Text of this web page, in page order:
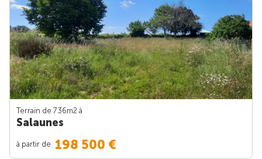
Terrain de 736m2 à
Salaunes
à partir de 198 500 €